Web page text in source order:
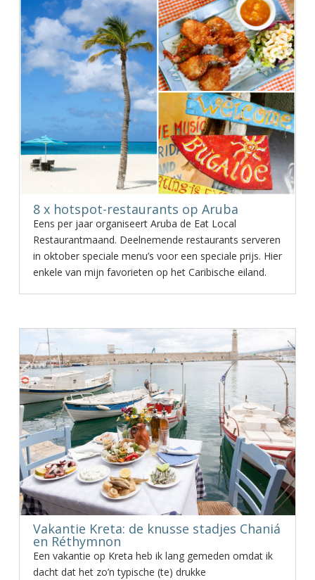
8 x hotspot-restaurants op Aruba
Eens per jaar organiseert Aruba de Eat Local
Restaurantmaand. Deelnemende restaurants serveren
in oktober speciale menu’s voor een speciale prijs. Hier
enkele van mijn favorieten op het Caribische eiland.
Vakantie Kreta: de knusse stadjes Chaniá
en Réthymnon
Een vakantie op Kreta heb ik lang gemeden omdat ik
dacht dat het zo’n typische (te) drukke